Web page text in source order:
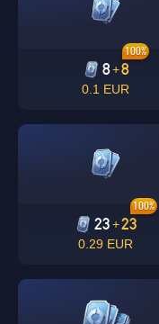
8+8
100%
0.1 EUR
23+23
100%
0.29 EUR